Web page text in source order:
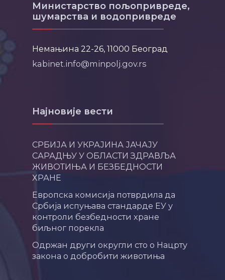
Министарство пољопривреде,
шумарства и водопривреде
Немањина 22-26, 11000 Београд
kabinet.info@minpolj.gov.rs
Најновије вести
СРБИЈА И УКРАЈИНА ЈАЧАЈУ
САРАДЊУ У ОБЛАСТИ ЗДРАВЉА
ЖИВОТИЊА И БЕЗБЕДНОСТИ
ХРАНЕ
Европска комисија потврдила да
Србија испуњава стандарде ЕУ у
контроли безбедности хране
биљног порекла
Одржан други округли сто о Нацрту
закона о добробити животиња